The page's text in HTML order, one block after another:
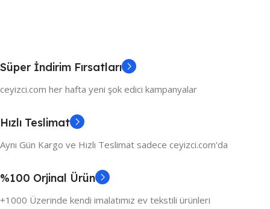
Süper İndirim Fırsatları
ceyizci.com her hafta yeni şok edici kampanyalar
Hızlı Teslimat
Aynı Gün Kargo ve Hızlı Teslimat sadece ceyizci.com'da
%100 Orjinal Ürün
+1000 Üzerinde kendi imalatımız ev tekstili ürünleri